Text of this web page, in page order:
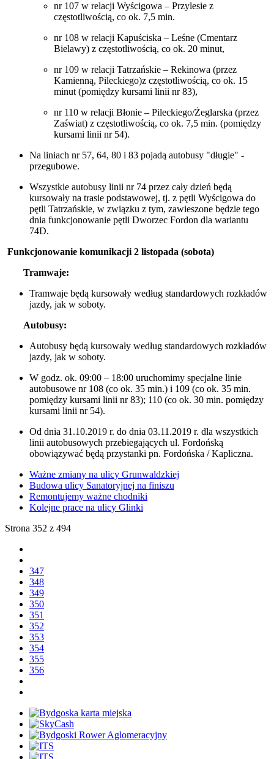
nr 107 w relacji Wyścigowa – Przylesie z
częstotliwością, co ok. 7,5 min.
nr 108 w relacji Kapuściska – Leśne (Cmentarz
Bielawy) z częstotliwością, co ok. 20 minut,
nr 109 w relacji Tatrzańskie – Rekinowa (przez
Kamienną, Pileckiego)z częstotliwością, co ok. 15
minut (pomiędzy kursami linii nr 83),
nr 110 w relacji Błonie – Pileckiego/Żeglarska (przez
Zaświat) z częstotliwością, co ok. 7,5 min. (pomiędzy
kursami linii nr 54).
Na liniach nr 57, 64, 80 i 83 pojadą autobusy "długie" -
przegubowe.
Wszystkie autobusy linii nr 74 przez cały dzień będą
kursowały na trasie podstawowej, tj. z pętli Wyścigowa do
pętli Tatrzańskie, w związku z tym, zawieszone będzie tego
dnia funkcjonowanie pętli Dworzec Fordon dla wariantu
74D.
Funkcjonowanie komunikacji 2 listopada (sobota)
Tramwaje:
Tramwaje będą kursowały według standardowych rozkładów
jazdy, jak w soboty.
Autobusy:
Autobusy będą kursowały według standardowych rozkładów
jazdy, jak w soboty.
W godz. ok. 09:00 – 18:00 uruchomimy specjalne linie
autobusowe nr 108 (co ok. 35 min.) i 109 (co ok. 35 min.
pomiędzy kursami linii nr 83); 110 (co ok. 30 min. pomiędzy
kursami linii nr 54).
Od dnia 31.10.2019 r. do dnia 03.11.2019 r. dla wszystkich
linii autobusowych przebiegających ul. Fordońską
obowiązywać będą przystanki pn. Fordońska / Kapliczna.
Ważne zmiany na ulicy Grunwaldzkiej
Budowa ulicy Sanatoryjnej na finiszu
Remontujemy ważne chodniki
Kolejne prace na ulicy Glinki
Strona 352 z 494
347
348
349
350
351
352
353
354
355
356